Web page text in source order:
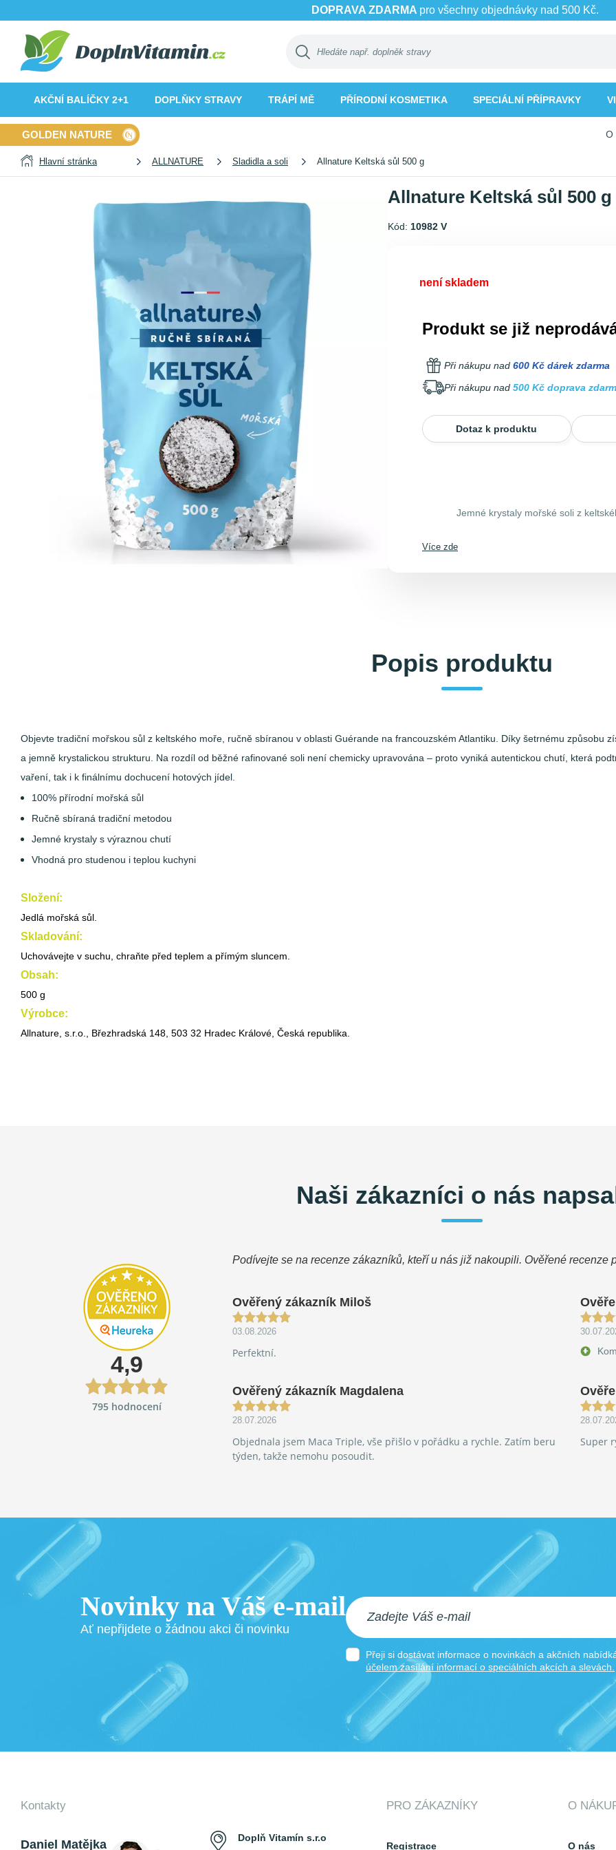
DOPRAVA ZDARMA pro všechny objednávky nad 500 Kč.
AKČNÍ BALÍČKY 2+1 DOPLŇKY STRAVY TRÁPÍ MĚ PŘÍRODNÍ KOSMETIKA SPECIÁLNÍ PŘÍPRAVKY
GOLDEN NATURE O
Hlavní stránka ALLNATURE Sladidla a soli Allnature Keltská sůl 500 g
Allnature Keltská sůl 500 g
Kód: 10982 V
není skladem
Produkt se již
Při nákupu nad 600 Kč dárek zdarma
Při nákupu nad 500 Kč doprava
Dotaz k produktu
Jemné krystaly mořské soli z
Více zde
Popis produktu
Objevte tradiční mořskou sůl z keltského moře, ručně sbíranou v oblasti Guérande na francouzském Atlantiku. Díky šetrnému způsobu
a jemně krystalickou strukturu. Na rozdíl od běžné rafinované soli není chemicky upravována – proto vyniká autentickou chutí, která
vaření, tak i k finálnímu dochucení hotových jídel.
100% přírodní mořská sůl
Ručně sbíraná tradiční metodou
Jemné krystaly s výraznou chutí
Vhodná pro studenou i teplou kuchyni
Složení:
Jedlá mořská sůl.
Skladování:
Uchovávejte v suchu, chraňte před teplem a přímým sluncem.
Obsah:
500 g
Výrobce:
Allnature, s.r.o., Březhradská 148, 503 32 Hradec Králové, Česká republika.
Naši zákazníci o nás
4,9
795 hodnocení
Podívejte se na recenze zákazníků, kteří u nás již nakoupili. Ověřené recenze
Ověřený zákazník Miloš
03.08.2026
Perfektní.
Ověřený zákazník Magdalena
28.07.2026
Objednala jsem Maca Triple, vše přišlo v pořádku a rychle. Zatím beru
týden, takže nemohu posoudit.
Super
Novinky na Váš e-mail
Ať nepřijdete o žádnou akci či novinku
Přeji si dostávat informace o novinkách a akčních
účelem zasílání informací o speciálních akcích a slevách.
Kontakty
Daniel Matějka Doplň Vitamín s.r.o
PRO ZÁKAZNÍKY
Registrace
O
O nás